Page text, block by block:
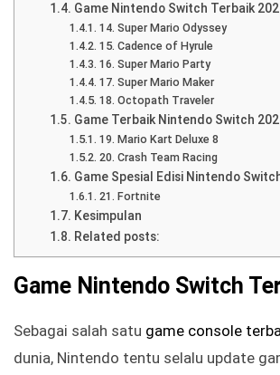
Game Nintendo Switch Terbaik
14. Super Mario Odyssey
15. Cadence of Hyrule
16. Super Mario Party
17. Super Mario Maker
18. Octopath Traveler
Game Terbaik Nintendo Switch
19. Mario Kart Deluxe 8
20. Crash Team Racing
Game Spesial Edisi Nintendo
21. Fortnite
Kesimpulan
Related posts:
Game Nintendo Switch
Sebagai salah satu game console
dunia, Nintendo tentu selalu update